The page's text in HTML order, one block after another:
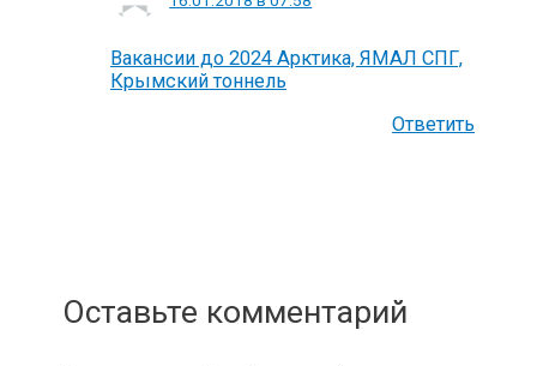
Вакансии до 2024 Арктика, ЯМАЛ СПГ,
Крымский тоннель
Ответить
Оставьте комментарий